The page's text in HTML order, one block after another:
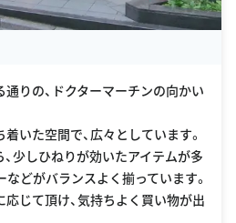
りの、ドクターマーチンの向かい
いた空間で、広々としています。
少しひねりが効いたアイテムが多
などがバランスよく揃っています。
じて頂け、気持ちよく買い物が出